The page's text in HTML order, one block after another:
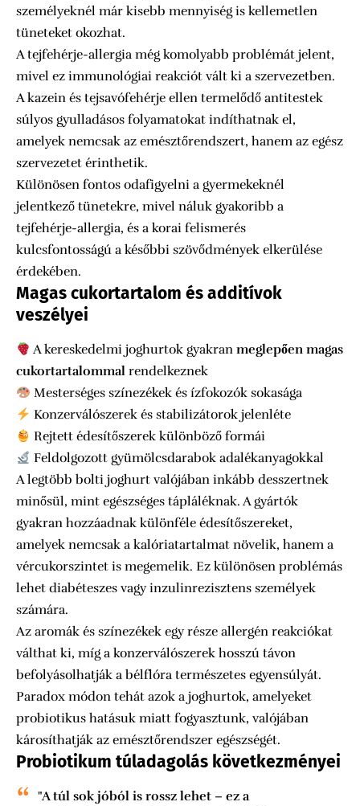
személyeknél már kisebb mennyiség is kellemetlen
tüneteket okozhat.
A tejfehérje-allergia még komolyabb problémát jelent,
mivel ez immunológiai reakciót vált ki a szervezetben.
A kazein és tejsavófehérje ellen termelődő antitestek
súlyos gyulladásos folyamatokat indíthatnak el,
amelyek nemcsak az emésztőrendszert, hanem az egész
szervezetet érinthetik.
Különösen fontos odafigyelni a gyermekeknél
jelentkező tünetekre, mivel náluk gyakoribb a
tejfehérje-allergia, és a korai felismerés
kulcsfontosságú a későbbi szövődmények elkerülése
érdekében.
Magas cukortartalom és additívok
veszélyei
A kereskedelmi joghurtok gyakranmeglepően magas
cukortartalommal rendelkeznek
Mesterséges színezékek és ízfokozók sokasága
Konzerválószerek és stabilizátorok jelenléte
Rejtett édesítőszerek különböző formái
Feldolgozott gyümölcsdarabok adalékanyagokkal
A legtöbb bolti joghurt valójában inkább desszertnek
minősül, mint egészséges tápláléknak. A gyártók
gyakran hozzáadnak különféle édesítőszereket,
amelyek nemcsak a kalóriatartalmat növelik, hanem a
vércukorszintet is megemelik. Ez különösen problémás
lehet diabéteszes vagy inzulinrezisztens személyek
számára.
Az aromák és színezékek egy része allergén reakciókat
válthat ki, míg a konzerválószerek hosszú távon
befolyásolhatják a bélflóra természetes egyensúlyát.
Paradox módon tehát azok a joghurtok, amelyeket
probiotikus hatásuk miatt fogyasztunk, valójában
károsíthatják az emésztőrendszer egészségét.
Probiotikum túladagolás következményei
"A túl sok jóból is rossz lehet – ez a